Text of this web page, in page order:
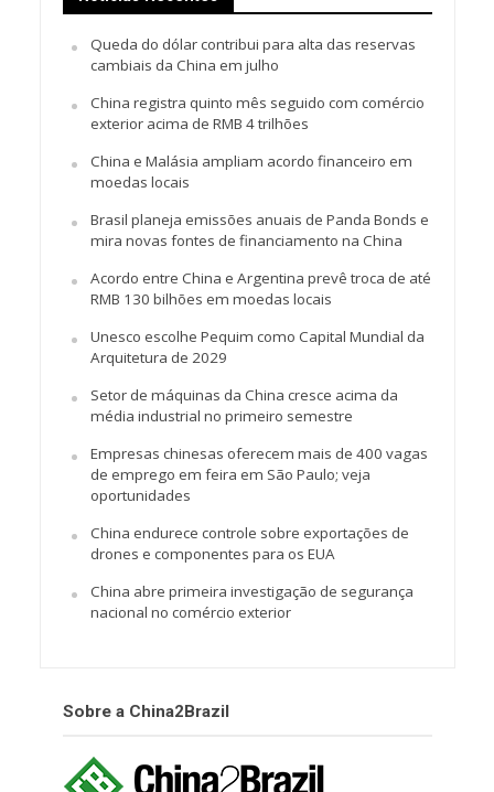
Queda do dólar contribui para alta das reservas
cambiais da China em julho
China registra quinto mês seguido com comércio
exterior acima de RMB 4 trilhões
China e Malásia ampliam acordo financeiro em
moedas locais
Brasil planeja emissões anuais de Panda Bonds e
mira novas fontes de financiamento na China
Acordo entre China e Argentina prevê troca de até
RMB 130 bilhões em moedas locais
Unesco escolhe Pequim como Capital Mundial da
Arquitetura de 2029
Setor de máquinas da China cresce acima da
média industrial no primeiro semestre
Empresas chinesas oferecem mais de 400 vagas
de emprego em feira em São Paulo; veja
oportunidades
China endurece controle sobre exportações de
drones e componentes para os EUA
China abre primeira investigação de segurança
nacional no comércio exterior
Sobre a China2Brazil